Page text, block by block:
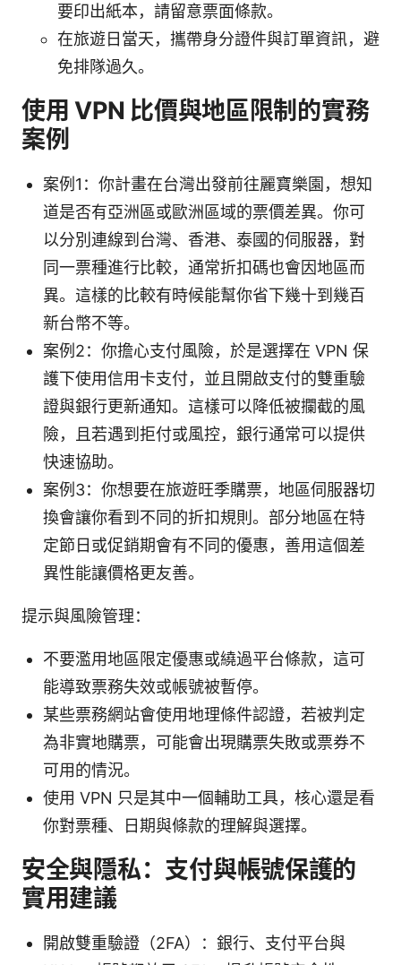
要印出紙本，請留意票面條款。
在旅遊日當天，攜帶身分證件與訂單資訊，避
免排隊過久。
使用 VPN 比價與地區限制的實務
案例
案例1：你計畫在台灣出發前往麗寶樂園，想知
道是否有亞洲區或歐洲區域的票價差異。你可
以分別連線到台灣、香港、泰國的伺服器，對
同一票種進行比較，通常折扣碼也會因地區而
異。這樣的比較有時候能幫你省下幾十到幾百
新台幣不等。
案例2：你擔心支付風險，於是選擇在 VPN 保
護下使用信用卡支付，並且開啟支付的雙重驗
證與銀行更新通知。這樣可以降低被攔截的風
險，且若遇到拒付或風控，銀行通常可以提供
快速協助。
案例3：你想要在旅遊旺季購票，地區伺服器切
換會讓你看到不同的折扣規則。部分地區在特
定節日或促銷期會有不同的優惠，善用這個差
異性能讓價格更友善。
提示與風險管理：
不要濫用地區限定優惠或繞過平台條款，這可
能導致票務失效或帳號被暫停。
某些票務網站會使用地理條件認證，若被判定
為非實地購票，可能會出現購票失敗或票券不
可用的情況。
使用 VPN 只是其中一個輔助工具，核心還是看
你對票種、日期與條款的理解與選擇。
安全與隱私：支付與帳號保護的
實用建議
開啟雙重驗證（2FA）：銀行、支付平台與